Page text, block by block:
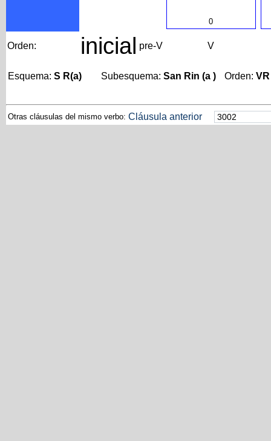
0
Orden: inicial pre-V V
Esquema: S R(a) Subesquema: San Rin (a ) Orden: VR
Otras cláusulas del mismo verbo: Cláusula anterior